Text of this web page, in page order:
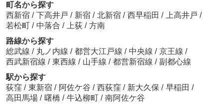
町名から探す
西新宿 / 下高井戸 / 新宿 / 北新宿 / 西早稲田 / 上高井戸 /
若松町 / 中落合 / 上荻 / 方南
路線から探す
総武線 / 丸ノ内線 / 都営大江戸線 / 中央線 / 京王線 /
西武新宿線 / 東西線 / 山手線 / 都営新宿線 / 副都心線
駅から探す
荻窪 / 東新宿 / 阿佐ケ谷 / 西荻窪 / 新大久保 / 早稲田 /
高田馬場 / 曙橋 / 牛込柳町 / 南阿佐ケ谷